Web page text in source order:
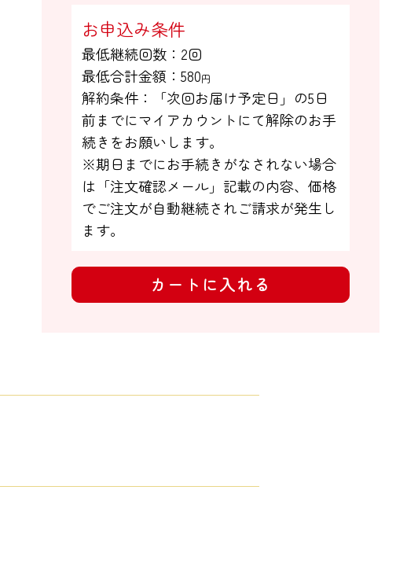
お申込み条件
最低継続回数：2回
最低合計金額：580円
解約条件：「次回お届け予定日」の5日
前までにマイアカウントにて解除のお手
続きをお願いします。
※期日までにお手続きがなされない場合
は「注文確認メール」記載の内容、価格
でご注文が自動継続されご請求が発生し
ます。
カートに入れる